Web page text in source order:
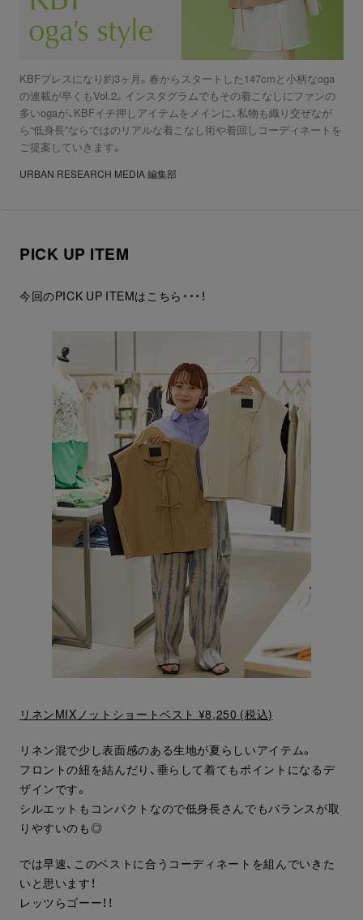
KBFプレスになり約3ヶ月。春からスタートした147cmと小柄なoga
の連載が早くもVol.2。インスタグラムでもその着こなしにファンの
多いogaが、KBFイチ押しアイテムをメインに、私物も織り交ぜなが
ら“低身長”ならではのリアルな着こなし術や着回しコーディネートを
ご提案していきます。
URBAN RESEARCH MEDIA 編集部
PICK UP ITEM
今回のPICK UP ITEMはこちら・・・！
リネンMIXノットショートベスト ¥8,250 (税込)
リネン混で少し表面感のある生地が夏らしいアイテム。
フロントの紐を結んだり、垂らして着てもポイントになるデ
ザインです。
シルエットもコンパクトなので低身長さんでもバランスが取
りやすいのも◎
では早速、このベストに合うコーディネートを組んでいきた
いと思います！
レッツらゴーー！！